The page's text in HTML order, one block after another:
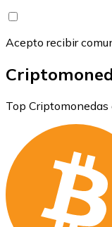
Acepto recibir
Top Criptomonedas